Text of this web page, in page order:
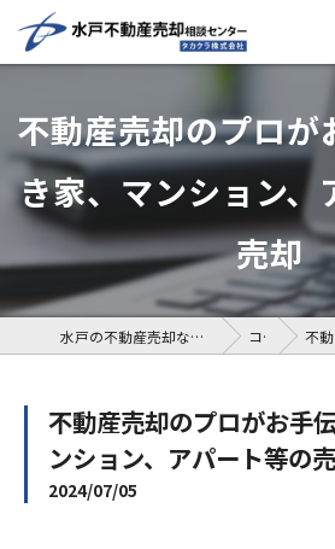
不動産売却のプロが
き家、マンション、
売却
水戸の不動産売却なら水戸不動産売却相談センター コラム 不動産売
不動産売却のプロがお手
ンション、アパート等の
2024/07/05